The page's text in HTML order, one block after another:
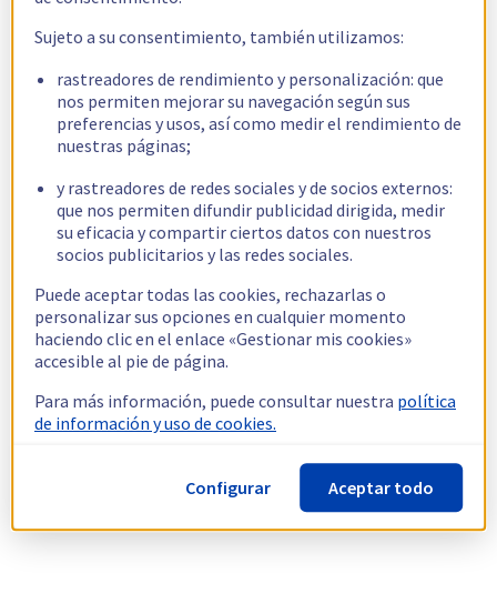
Sujeto a su consentimiento, también utilizamos:
rastreadores de rendimiento y personalización: que
nos permiten mejorar su navegación según sus
preferencias y usos, así como medir el rendimiento de
nuestras páginas;
y rastreadores de redes sociales y de socios externos:
que nos permiten difundir publicidad dirigida, medir
su eficacia y compartir ciertos datos con nuestros
socios publicitarios y las redes sociales.
Puede aceptar todas las cookies, rechazarlas o
personalizar sus opciones en cualquier momento
haciendo clic en el enlace «Gestionar mis cookies»
accesible al pie de página.
Para más información, puede consultar nuestra política
de información y uso de cookies.
Configurar Aceptar todo